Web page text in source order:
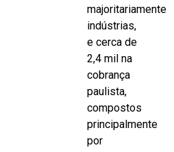
majoritariamente
indústrias,
e cerca de
2,4 mil na
cobrança
paulista,
compostos
principalmente
por